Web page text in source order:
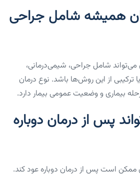
همیشه شامل جراحی
شامل جراحی، شیمی‌درمانی،
یا ترکیبی از این روش‌ها باشد. نوع درمان
بیماری و وضعیت عمومی بیمار دارد.
پس از درمان دوباره
ممکن است پس از درمان دوباره عود کند.